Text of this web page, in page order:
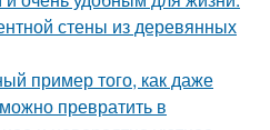
стены из деревянных
пример того, как даже
превратить в